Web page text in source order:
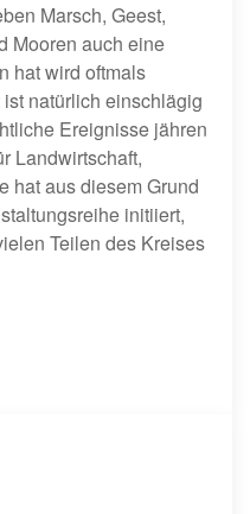
Marsch, Geest,
Mooren auch eine
hat wird oftmals
natürlich einschlägig
Ereignisse jähren
Landwirtschaft,
hat aus diesem Grund
initiiert,
Teilen des Kreises